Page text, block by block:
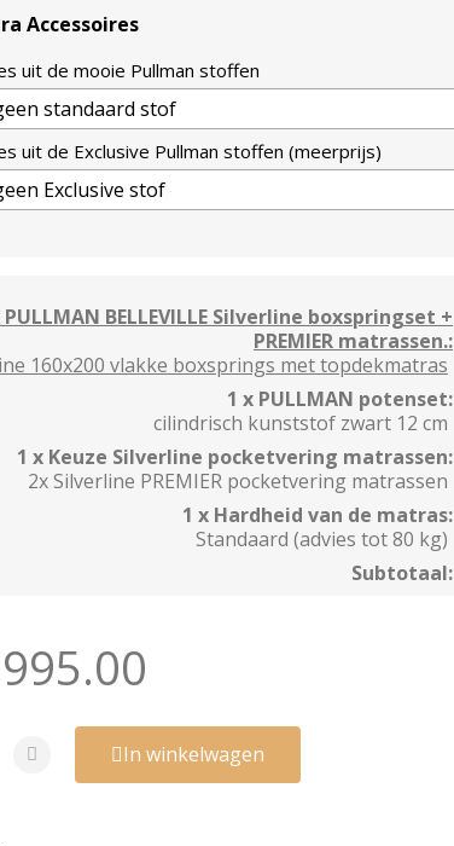
Accessoires
uit de mooie Pullman stoffen
uit de Exclusive Pullman stoffen (meerprijs)
PULLMAN BELLEVILLE Silverline boxspringset +
PREMIER matrassen.:
160x200 vlakke boxsprings met topdekmatras
1 x PULLMAN potenset:
cilindrisch kunststof zwart 12 cm
1 x Keuze Silverline pocketvering matrassen:
2x Silverline PREMIER pocketvering matrassen
1 x Hardheid van de matras:
Standaard (advies tot 80 kg)
Subtotaal:
In winkelwagen